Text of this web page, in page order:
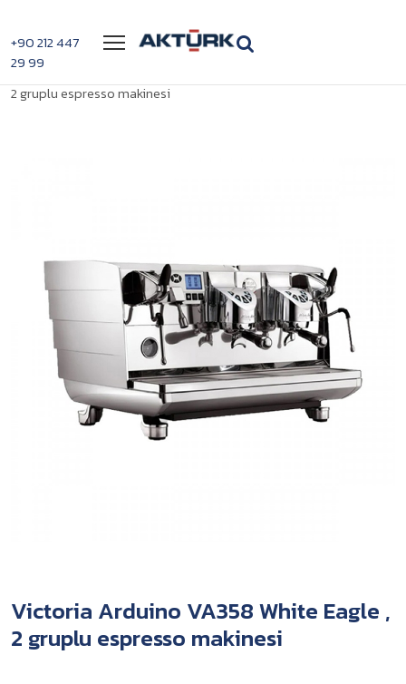
+90 212 447
29 99
Menü
2 gruplu espresso makinesi
Victoria Arduino VA358 White Eagle ,
2 gruplu espresso makinesi